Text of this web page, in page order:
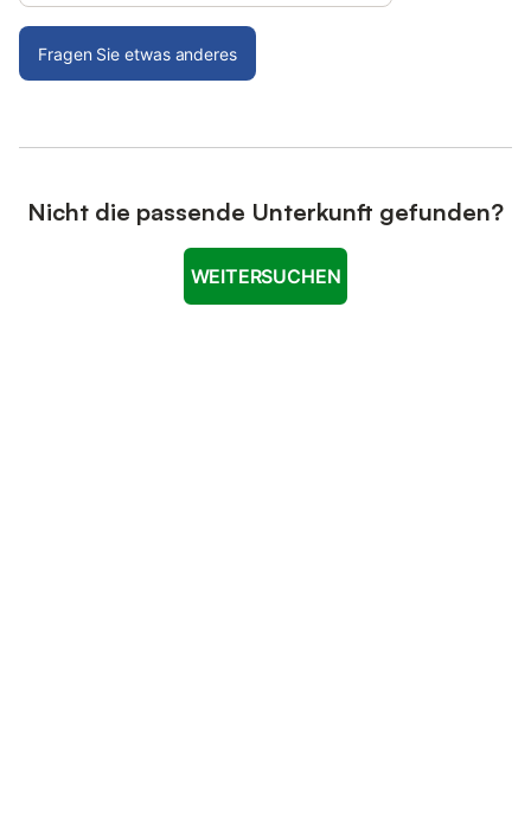
Fragen Sie etwas anderes
Nicht die passende Unterkunft gefunden?
WEITERSUCHEN